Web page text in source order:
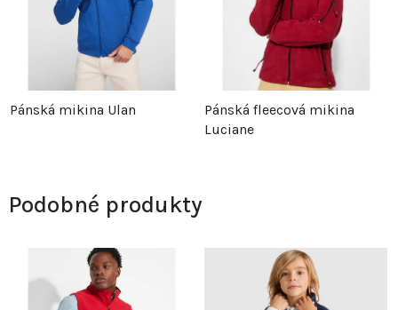
Pánská mikina Ulan
Pánská fleecová mikina
Luciane
Podobné produkty